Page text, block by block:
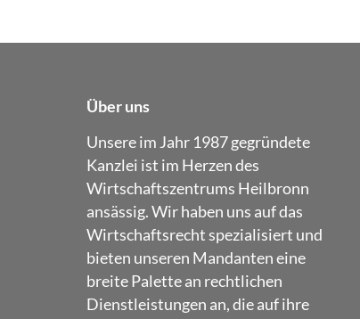
Über uns
Unsere im Jahr 1987 gegründete
Kanzlei ist im Herzen des
Wirtschaftszentrums Heilbronn
ansässig. Wir haben uns auf das
Wirtschaftsrecht spezialisiert und
bieten unseren Mandanten eine
breite Palette an rechtlichen
Dienstleistungen an, die auf ihre